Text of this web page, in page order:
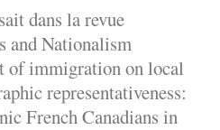
dans la revue
and Nationalism
of immigration on local
representativeness:
French Canadians in